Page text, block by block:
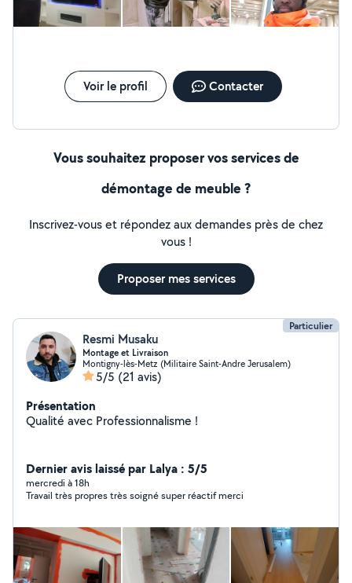
Voir le profil Contacter
Vous souhaitez proposer vos services de
démontage de meuble ?
Inscrivez-vous et répondez aux demandes près de chez
vous !
Proposer mes services
Particulier
Resmi Musaku
Montage et Livraison
Montigny-lès-Metz (Militaire Saint-Andre Jerusalem)
5/5 (21 avis)
Présentation
Qualité avec Professionnalisme !
Dernier avis laissé par Lalya : 5/5
mercredi à 18h
Travail très propres très soigné super réactif merci